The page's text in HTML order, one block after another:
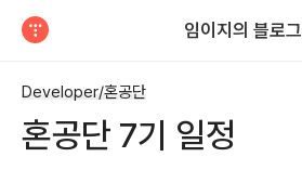
임이지의 블로그
Developer/혼공단
혼공단 7기 일정